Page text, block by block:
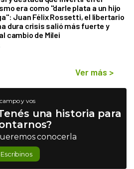
era como "darle plata a un hijo
Juan Félix Rossetti, el libertario
dura crisis salió más fuerte y
cambio de Milei
Ver más >
y vos
una historia para
conocerla
Escribinos